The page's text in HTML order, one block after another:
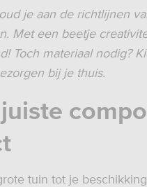
je aan de richtlijnen
Met een beetje
Toch materiaal nodig?
bij je thuis.
tuin tot je